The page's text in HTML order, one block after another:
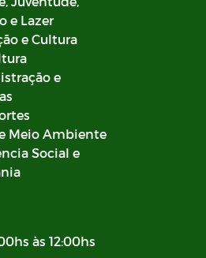
e Lazer
e Cultura
e
Meio Ambiente
Social e
às 12:00hs